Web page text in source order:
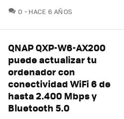
0 COMENTARIOS
HACE 6 AÑOS
QNAP QXP-W6-AX200
puede actualizar tu
ordenador con
conectividad WiFi 6 de
hasta 2.400 Mbps y
Bluetooth 5.0